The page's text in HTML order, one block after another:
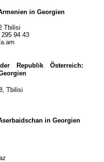
in Georgien
Tbilisi
94 43
Republik Österreich:
Tbilisi
in Georgien